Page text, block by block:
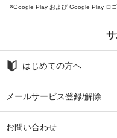
Google Play および Google Play ロ
はじめての方へ
メールサービス登録/解除
お問い合わせ